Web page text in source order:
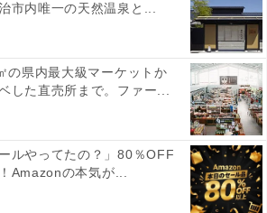
市内唯一の天然温泉と...
の県内最大級マーケットか
した直売所まで。ファー...
ルやってたの？」80％OFF
Amazonの本気が...